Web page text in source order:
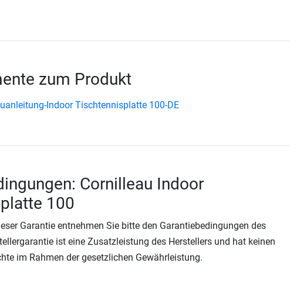
zum Produkt
Indoor Tischtennisplatte 100-DE
Cornilleau Indoor
100
Garantie entnehmen Sie bitte den Garantiebedingungen des
ist eine Zusatzleistung des Herstellers und hat keinen
im Rahmen der gesetzlichen Gewährleistung.